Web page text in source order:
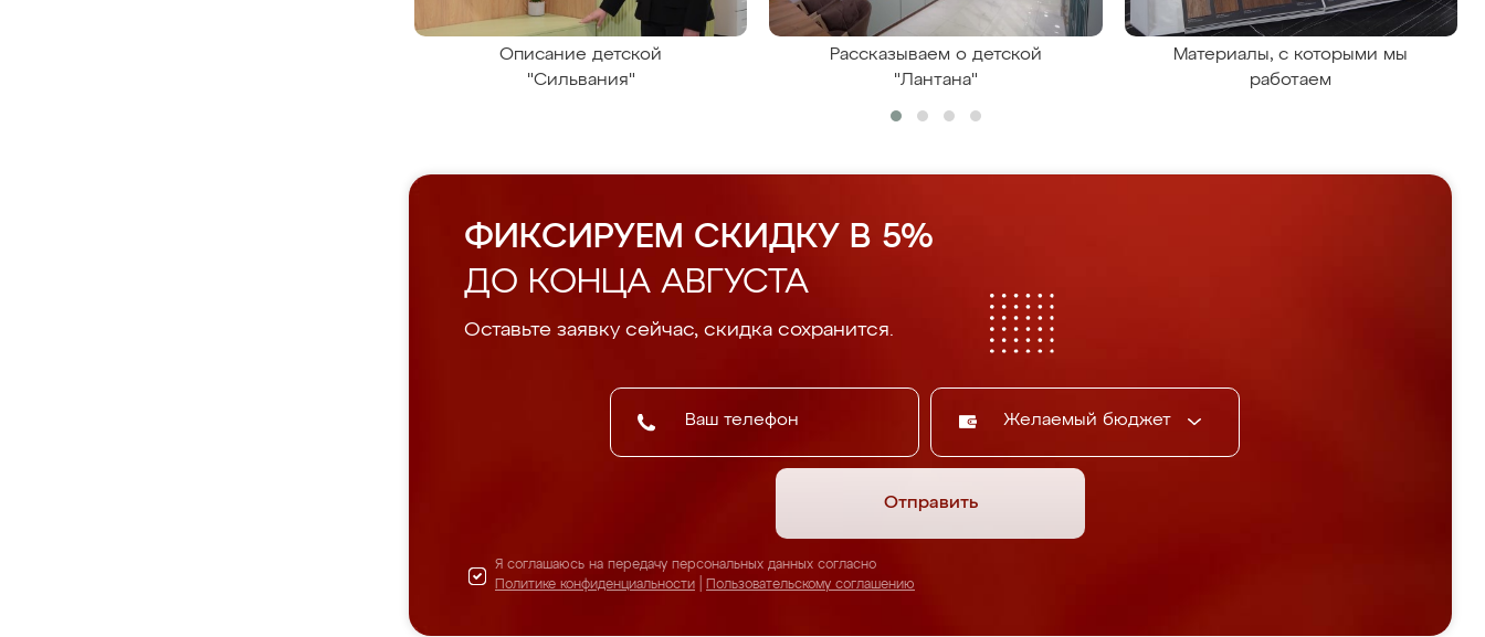
Описание детской
"Сильвания"
Рассказываем о детской
"Лантана"
Материалы, с которыми мы
работаем
ФИКСИРУЕМ СКИДКУ В 5%
ДО КОНЦА АВГУСТА
Оставьте заявку сейчас, скидка сохранится.
Желаемый бюджет
Отправить
Я соглашаюсь на передачу персональных данных согласно
Политике конфиденциальности
Пользовательскому соглашению